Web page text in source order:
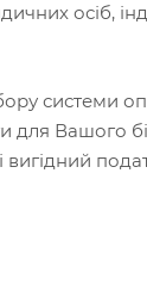
осіб,
системи
Вашого
вигідний